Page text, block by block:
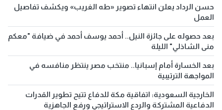
حسن الرداد يعلن انتهاء تصوير «طه الغريب» ويكشف تفاصيل
العمل
بعد حصوله على جائزة النيل.. أحمد يوسف أحمد في ضيافة "معكم
منى الشاذلي" الليلة
بعد الخسارة أمام إسبانيا.. منتخب مصر ينتظر منافسه في
المواجهة الترتيبية
الخارجية السعودية: اتفاقية مكة للدفاع تتيح تطوير القدرات
الدفاعية المشتركة والردع الاستراتيجي ورفع الجاهزية